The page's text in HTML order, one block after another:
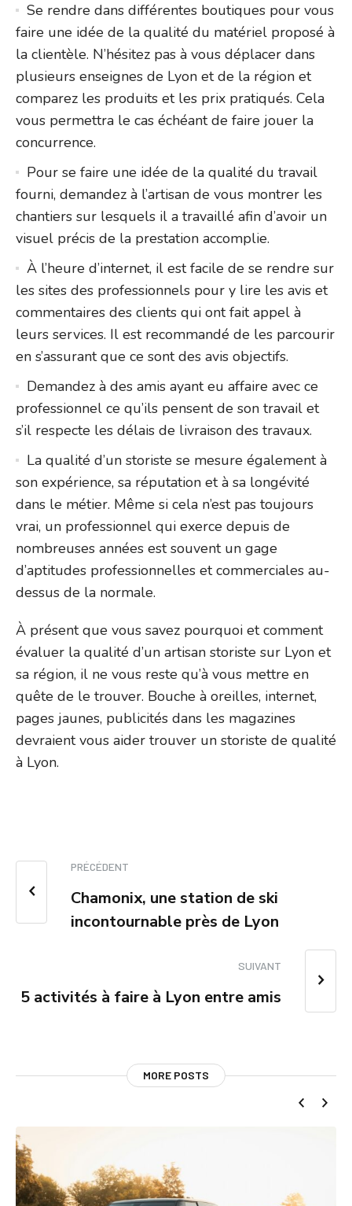
Se rendre dans différentes boutiques pour vous
faire une idée de la qualité du matériel proposé à
la clientèle. N’hésitez pas à vous déplacer dans
plusieurs enseignes de Lyon et de la région et
comparez les produits et les prix pratiqués. Cela
vous permettra le cas échéant de faire jouer la
concurrence.
Pour se faire une idée de la qualité du travail
fourni, demandez à l’artisan de vous montrer les
chantiers sur lesquels il a travaillé afin d’avoir un
visuel précis de la prestation accomplie.
À l’heure d’internet, il est facile de se rendre sur
les sites des professionnels pour y lire les avis et
commentaires des clients qui ont fait appel à
leurs services. Il est recommandé de les parcourir
en s’assurant que ce sont des avis objectifs.
Demandez à des amis ayant eu affaire avec ce
professionnel ce qu’ils pensent de son travail et
s’il respecte les délais de livraison des travaux.
La qualité d’un storiste se mesure également à
son expérience, sa réputation et à sa longévité
dans le métier. Même si cela n’est pas toujours
vrai, un professionnel qui exerce depuis de
nombreuses années est souvent un gage
d’aptitudes professionnelles et commerciales au-
dessus de la normale.
À présent que vous savez pourquoi et comment
évaluer la qualité d’un artisan storiste sur Lyon et
sa région, il ne vous reste qu’à vous mettre en
quête de le trouver. Bouche à oreilles, internet,
pages jaunes, publicités dans les magazines
devraient vous aider trouver un storiste de qualité
à Lyon.
PRÉCÉDENT
Chamonix, une station de ski
incontournable près de Lyon
SUIVANT
5 activités à faire à Lyon entre amis
MORE POSTS